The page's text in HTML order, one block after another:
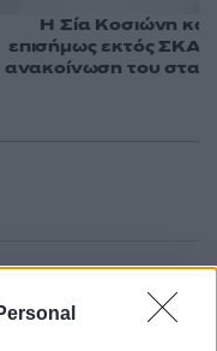
εδώ
Η Σία Κοσιώνη και
επισήμως εκτός ΣΚΑΪ
ανακοίνωση του